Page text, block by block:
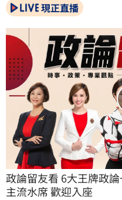
現正直播
政論留友看 6大王牌政
主流水席 歡迎入座